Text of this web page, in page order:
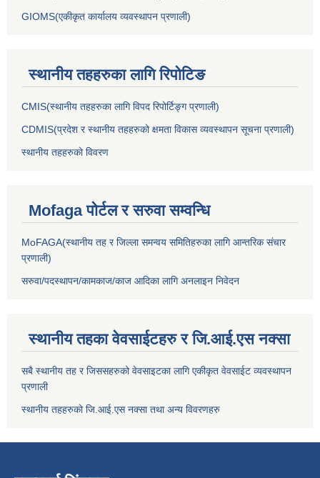
GIOMS(एकीकृत कार्यालय व्यवस्थापन प्रणाली)
स्थानीय तहहरुका लागि रिपोटिङ
CMIS(स्थानीय तहहरुका लागि विपद रिपोर्टिङ्ग प्रणाली)
CDMIS(प्रदेश र स्थानीय तहहरुको क्षमता विकास व्यवस्थापन सूचना प्रणाली)
स्थानीय तहहरुको विवरण
Mofaga पोर्टल र सरुवा सम्वन्धि
MoFAGA(स्थानीय तह र जिल्ला समन्वय समितिहरुका लागि आन्तरिक संचार
प्रणाली)
सरुवा/पदस्थापन/कामकाज/काज आदिका लागि अनलाइन निवेदन
स्थानीय तहका वेवसाईटहरु र जि.आई.एस नक्सा
सबै स्थानीय तह र जिससहरुको वेवसाइटका लागि एकीकृत वेवसाईट व्यवस्थापन
प्रणाली
स्थानीय तहहरुको जि.आई.एस नक्सा तथा अन्य विवरणहरु